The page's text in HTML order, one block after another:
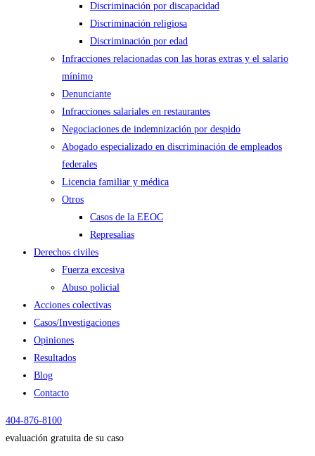
Discriminación por discapacidad
Discriminación religiosa
Discriminación por edad
Infracciones relacionadas con las horas extras y el salario
mínimo
Denunciante
Infracciones salariales en restaurantes
Negociaciones de indemnización por despido
Abogado especializado en discriminación de empleados
federales
Licencia familiar y médica
Otros
Casos de la EEOC
Represalias
Derechos civiles
Fuerza excesiva
Abuso policial
Acciones colectivas
Casos/Investigaciones
Opiniones
Resultados
Blog
Contacto
404-876-8100
evaluación gratuita de su caso